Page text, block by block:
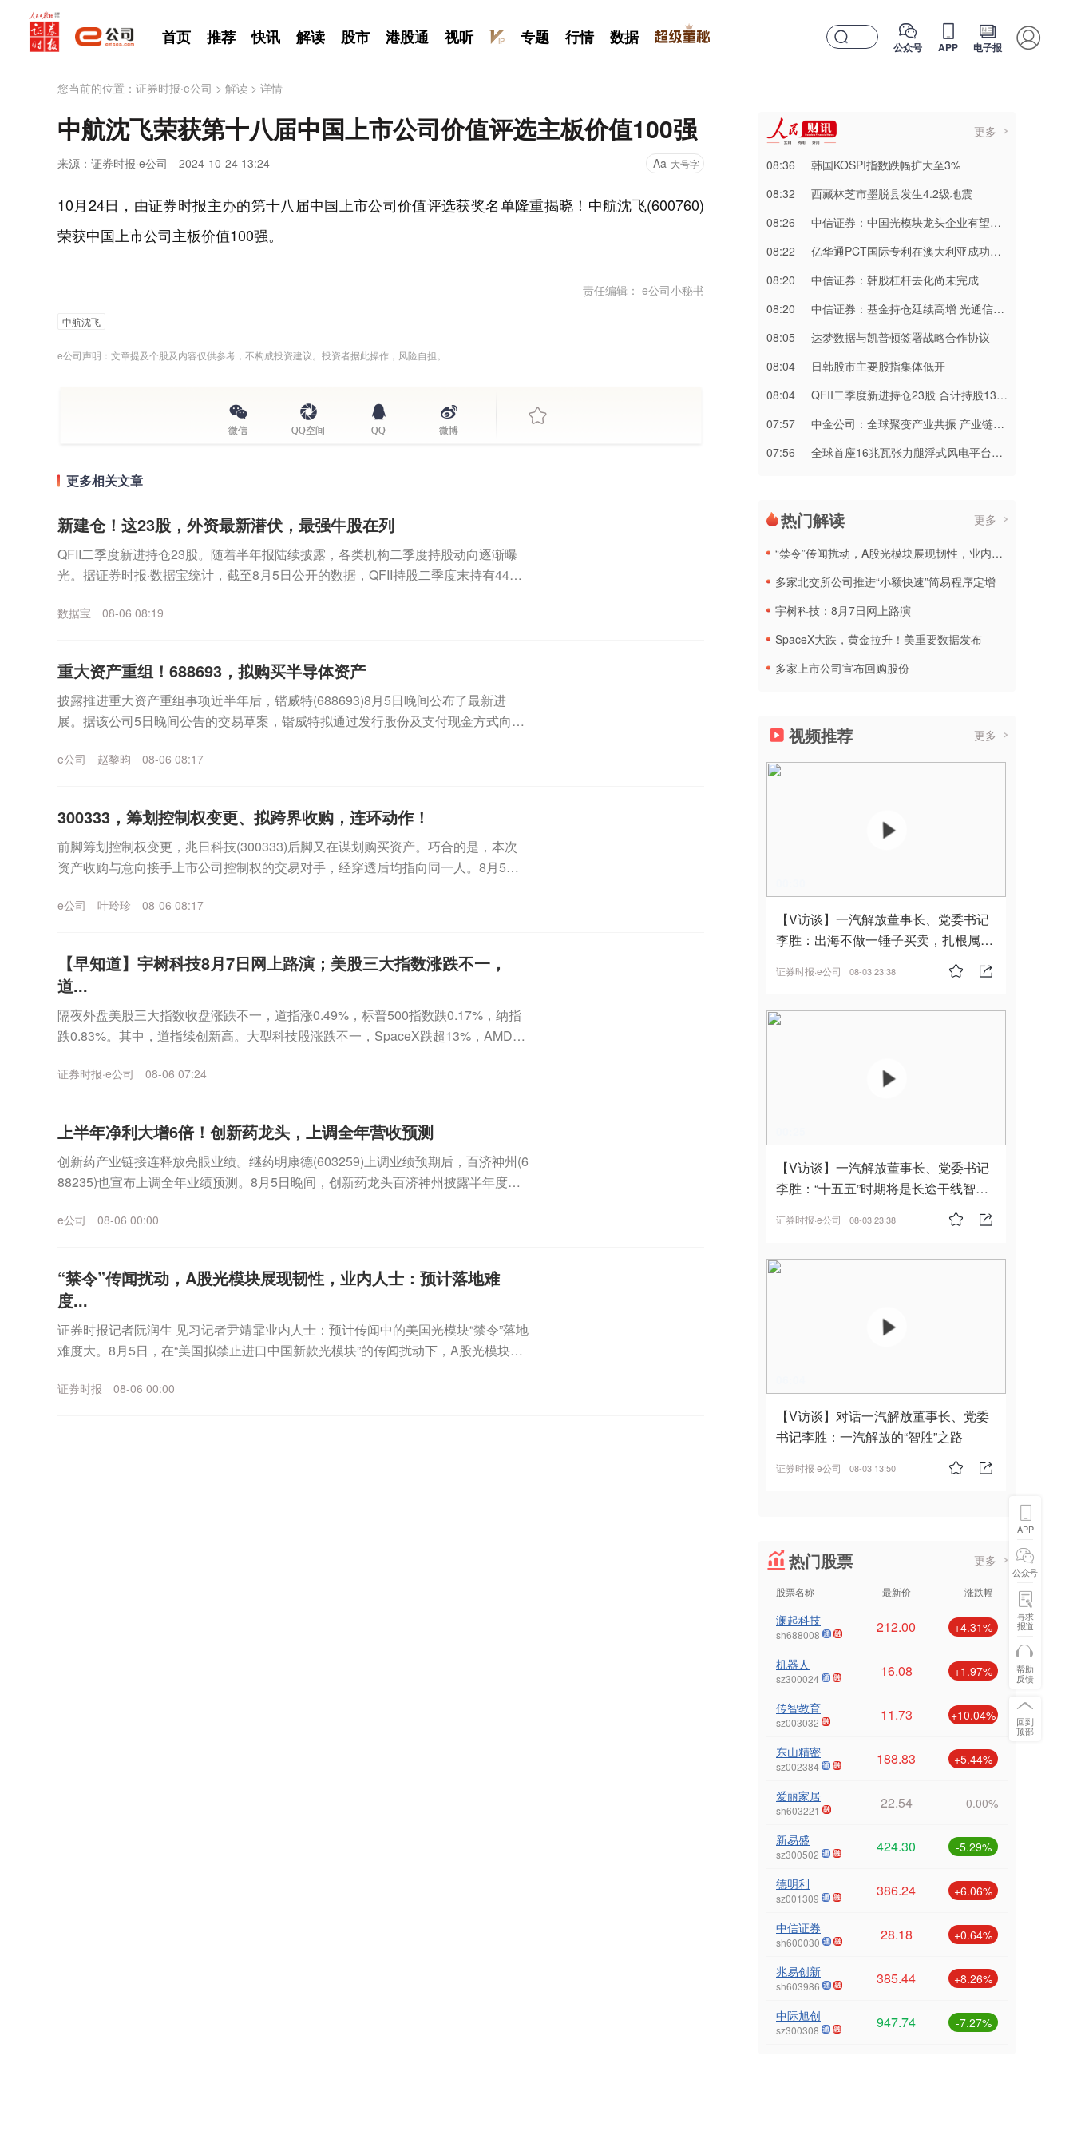
首页 推荐 快讯 解读 股市 港股通 视听 专题 行情 数据 公众号 APP 电子报
您当前的位置： 证券时报·e公司 > 解读 > 详情
中航沈飞荣获第十八届中国上市公司价值评选主板价值100强
来源：证券时报·e公司 2024-10-24 13:24 Aa 大号字
10月24日，由证券时报主办的第十八届中国上市公司价值评选获奖名单隆重揭晓！中航沈飞(600760)
荣获中国上市公司主板价值100强。
责任编辑： e公司小秘书
中航沈飞
e公司声明：文章提及个股及内容仅供参考，不构成投资建议。投资者据此操作，风险自担。
微信 QQ空间 QQ 微博
更多相关文章
新建仓！这23股，外资最新潜伏，最强牛股在列
QFII二季度新进持仓23股。随着半年报陆续披露，各类机构二季度持股动向逐渐曝
光。据证券时报·数据宝统计，截至8月5日公开的数据，QFII持股二季度末持有44
数据宝 08-06 08:19
重大资产重组！688693，拟购买半导体资产
披露推进重大资产重组事项近半年后，锴威特(688693)8月5日晚间公布了最新进
展。据该公司5日晚间公告的交易草案，锴威特拟通过发行股份及支付现金方式向易
e公司 赵黎昀 08-06 08:17
300333，筹划控制权变更、拟跨界收购，连环动作！
前脚筹划控制权变更，兆日科技(300333)后脚又在谋划购买资产。巧合的是，本次
资产收购与意向接手上市公司控制权的交易对手，经穿透后均指向同一人。8月5日
e公司 叶玲珍 08-06 08:17
【早知道】宇树科技8月7日网上路演；美股三大指数涨跌不一，
道...
隔夜外盘美股三大指数收盘涨跌不一，道指涨0.49%，标普500指数跌0.17%，纳指
跌0.83%。其中，道指续创新高。大型科技股涨跌不一，SpaceX跌超13%，AMD跌
证券时报·e公司 08-06 07:24
上半年净利大增6倍！创新药龙头，上调全年营收预测
创新药产业链接连释放亮眼业绩。继药明康德(603259)上调业绩预期后，百济神州(6
88235)也宣布上调全年业绩预测。8月5日晚间，创新药龙头百济神州披露半年度主
e公司 08-06 00:00
“禁令”传闻扰动，A股光模块展现韧性，业内人士：预计落地难
度...
证券时报记者阮润生 见习记者尹靖霏业内人士：预计传闻中的美国光模块“禁令”落地
难度大。8月5日，在“美国拟禁止进口中国新款光模块”的传闻扰动下，A股光模块仍
证券时报 08-06 00:00
更多
08:36
韩国KOSPI指数跌幅扩大至3%
08:32
西藏林芝市墨脱县发生4.2级地震
08:26
中信证券：中国光模块龙头企业有望在全球算力供应链中持续巩固领先地位
08:22
亿华通PCT国际专利在澳大利亚成功授权
08:20
中信证券：韩股杠杆去化尚未完成
08:20
​中信证券：基金持仓延续高增 光通信主线配置深化
08:05
达梦数据与凯普顿签署战略合作协议
08:04
日韩股市主要股指集体低开
08:04
QFII二季度新进持仓23股 合计持股134亿元
07:57
中金公司：全球聚变产业共振 产业链机遇逐步显现
07:56
全球首座16兆瓦张力腿浮式风电平台正式投运
热门解读 更多
“禁令”传闻扰动，A股光模块展现韧性，业内人士：预计落地难度大
多家北交所公司推进“小额快速”简易程序定增
宇树科技：8月7日网上路演
SpaceX大跌，黄金拉升！美重要数据发布
多家上市公司宣布回购股份
视频推荐 更多
【V访谈】一汽解放董事长、党委书记
李胜：出海不做一锤子买卖，扎根属
证券时报·e公司 08-03 23:38
【V访谈】一汽解放董事长、党委书记
李胜：“十五五”时期将是长途干线智能
证券时报·e公司 08-03 23:38
【V访谈】对话一汽解放董事长、党委
书记李胜：一汽解放的“智胜”之路
证券时报·e公司 08-03 13:50
热门股票 更多
股票名称 最新价 涨跌幅
澜起科技
sh688008 212.00 +4.31%
机器人
sz300024 16.08 +1.97%
传智教育
sz003032 11.73 +10.04%
东山精密
sz002384 188.83 +5.44%
爱丽家居
sh603221 22.54 0.00%
新易盛
sz300502 424.30 -5.29%
德明利
sz001309 386.24 +6.06%
中信证券
sh600030 28.18 +0.64%
兆易创新
sh603986 385.44 +8.26%
中际旭创
sz300308 947.74 -7.27%
APP
公众号
寻求
报道
帮助
反馈
回到
顶部